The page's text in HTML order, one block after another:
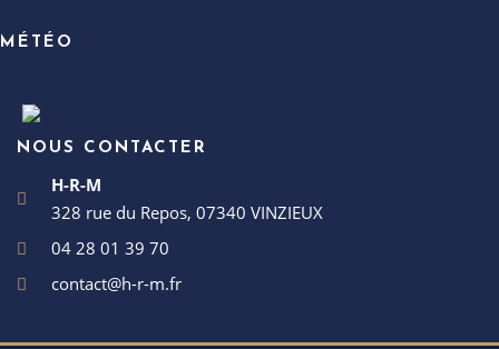
MÉTÉO
NOUS CONTACTER
H-R-M
328 rue du Repos, 07340 VINZIEUX
04 28 01 39 70
contact@h-r-m.fr